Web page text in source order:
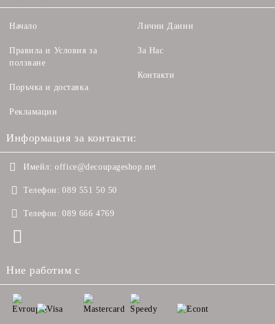
Начало
Правила и Условия за
ползване
Поръчка и доставка
Рекламации
Лични Данни
За Нас
Контакти
Информация за контакти:
Имейл: office@decoupageshop.net
Телефон: 089 551 50 50
Телефон: 089 666 4769
Ние работим с